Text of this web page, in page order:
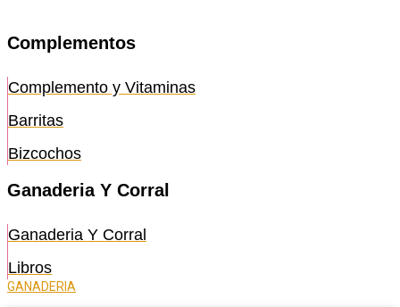
Complementos
Complemento y Vitaminas
Barritas
Bizcochos
Ganaderia Y Corral
Ganaderia Y Corral
Libros
GANADERIA